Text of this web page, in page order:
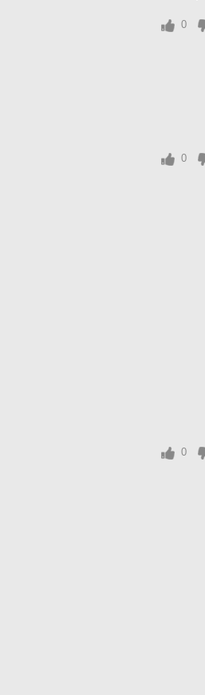
0
0
0